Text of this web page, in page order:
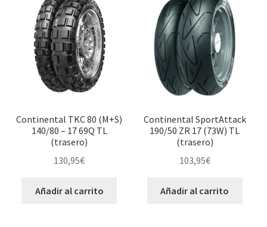
Continental TKC 80 (M+S)
140/80 – 17 69Q TL
(trasero)
130,95€
Añadir al carrito
Continental SportAttack
190/50 ZR 17 (73W) TL
(trasero)
103,95€
Añadir al carrito